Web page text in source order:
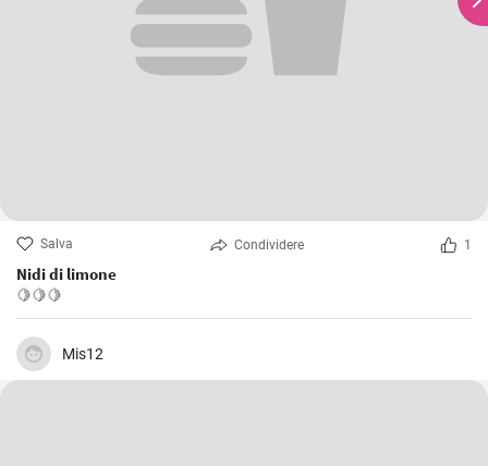
Salva Condividere 1
Nidi di limone
🍋🍋🍋
Mis12